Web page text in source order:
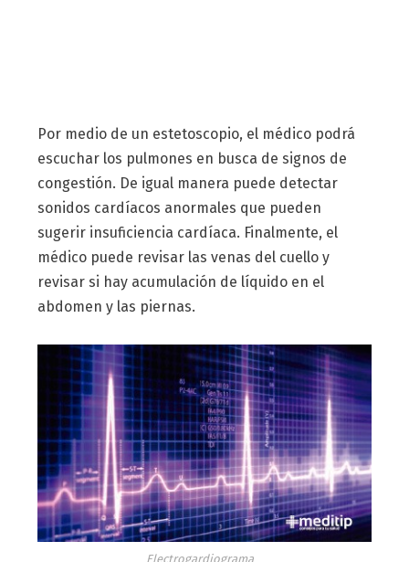
Por medio de un estetoscopio, el médico podrá
escuchar los pulmones en busca de signos de
congestión. De igual manera puede detectar
sonidos cardíacos anormales que pueden
sugerir insuficiencia cardíaca. Finalmente, el
médico puede revisar las venas del cuello y
revisar si hay acumulación de líquido en el
abdomen y las piernas.
Electrogardiograma